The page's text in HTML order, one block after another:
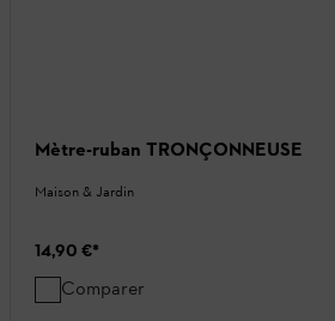
Mètre-ruban TRONÇONNEUSE
Maison & Jardin
14,90 €*
Comparer